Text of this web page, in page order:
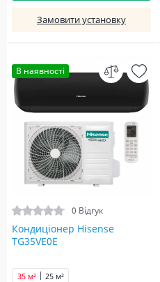
Замовити установку
В наявності
0 Відгук
Кондиціонер Hisense
TG35VE0E
25 м²
35 м²